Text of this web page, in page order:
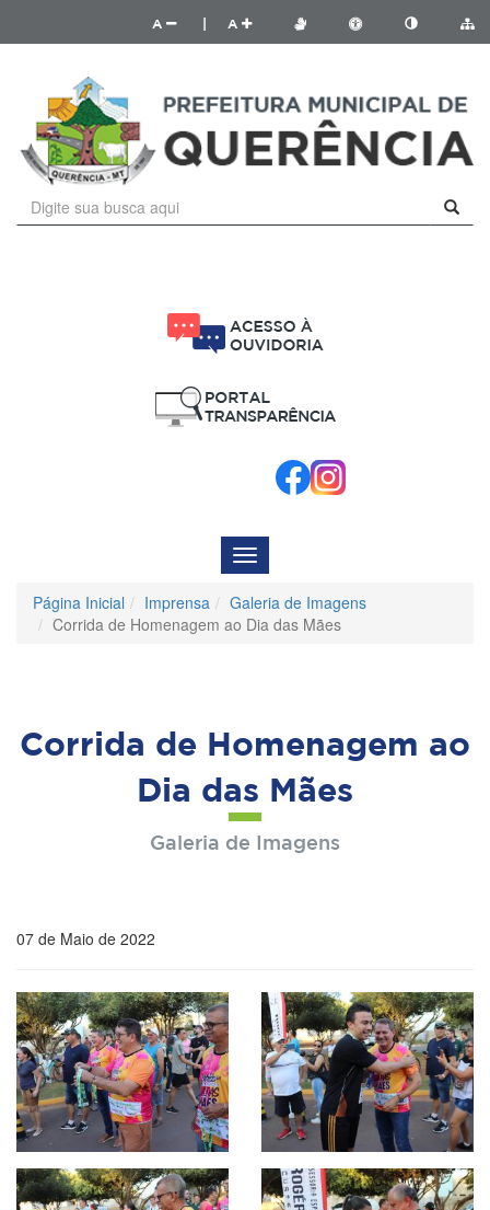
A A
Menu
de
Navegação
Página Inicial Imprensa
Galeria de Imagens
Corrida de Homenagem ao Dia das Mães
Corrida de Homenagem ao
Dia das Mães
Galeria de Imagens
07 de Maio de 2022